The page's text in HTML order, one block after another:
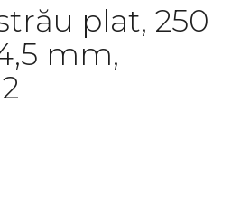
plat, 250
mm,